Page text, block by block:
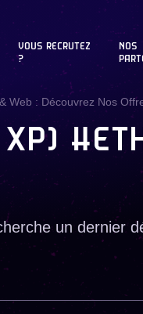
VOUS RECRUTEZ
?
NOS
Web : Découvrez Nos
XP)
un dernier